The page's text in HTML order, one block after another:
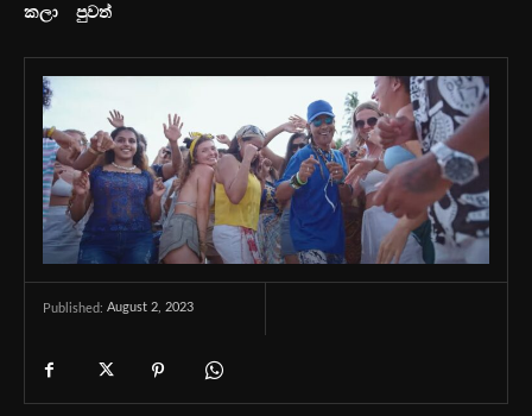
කලා පුවත්
Published: August 2, 2023